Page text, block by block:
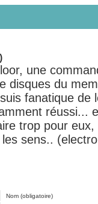
une
disques du
fanatique de
réussi...
trop pour
sens..
Nom (obligatoire)